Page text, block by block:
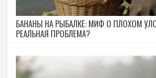
БАНАНЫ НА РЫБАЛКЕ: МИФ О ПЛОХОМ
РЕАЛЬНАЯ ПРОБЛЕМА?